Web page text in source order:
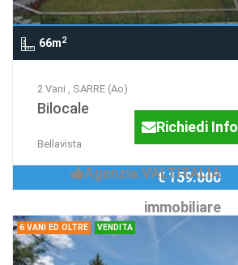
66m2
2 Vani , SARRE (Ao)
Bilocale
Bellavista
Richiedi Info
Agenzia:VALTITALIA
immobiliare
€ 159.000
6 VANI ED OLTRE VENDITA